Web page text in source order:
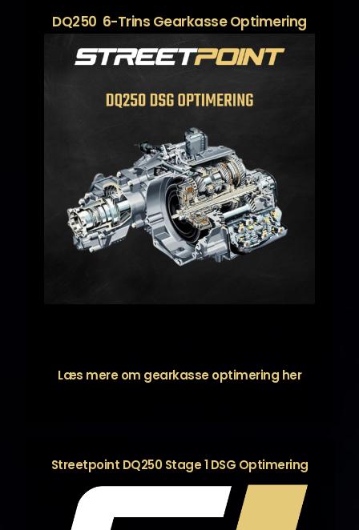
DQ250 6-Trins Gearkasse Optimering
Læs mere om gearkasse optimering her
Streetpoint DQ250 Stage 1 DSG Optimering